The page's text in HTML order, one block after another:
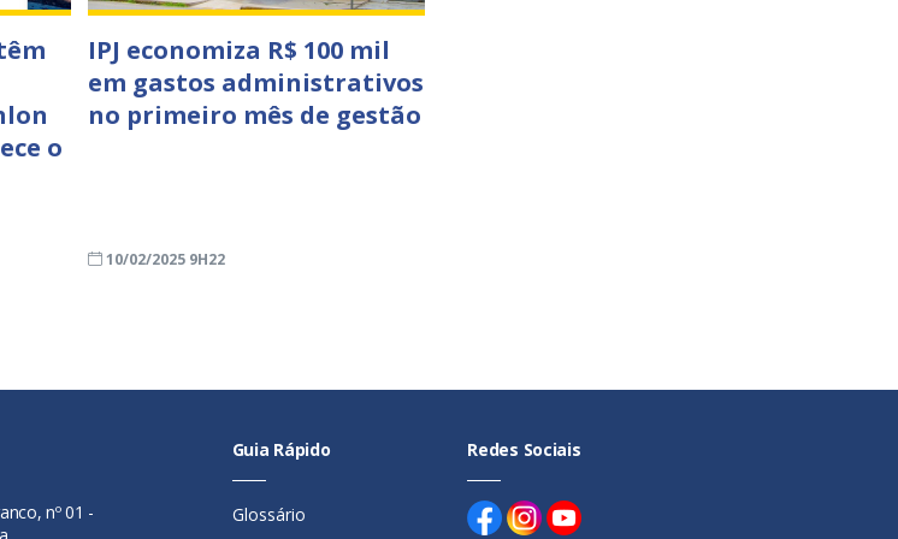
o
IPJ economiza R$ 100 mil
em gastos administrativos
no primeiro mês de gestão
10/02/2025 9H22
nº 01 -
Guia Rápido
Glossário
Redes Sociais